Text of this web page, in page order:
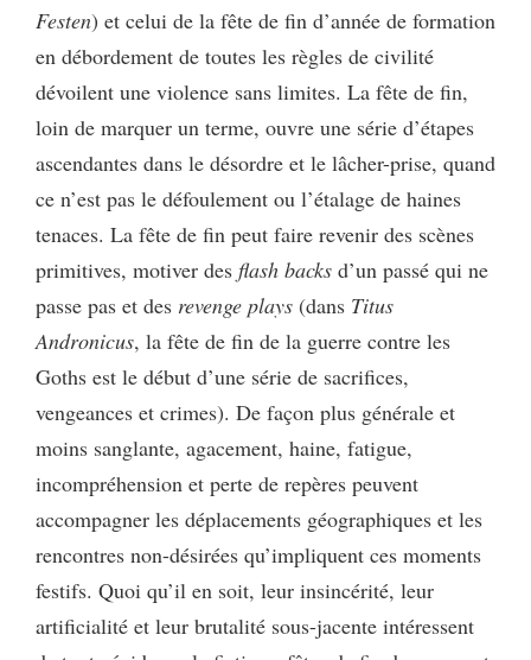
Festen) et celui de la fête de fin d’année de formation
en débordement de toutes les règles de civilité
dévoilent une violence sans limites. La fête de fin,
loin de marquer un terme, ouvre une série d’étapes
ascendantes dans le désordre et le lâcher-prise, quand
ce n’est pas le défoulement ou l’étalage de haines
tenaces. La fête de fin peut faire revenir des scènes
primitives, motiver des flash backs d’un passé qui ne
passe pas et des revenge plays (dans Titus
Andronicus, la fête de fin de la guerre contre les
Goths est le début d’une série de sacrifices,
vengeances et crimes). De façon plus générale et
moins sanglante, agacement, haine, fatigue,
incompréhension et perte de repères peuvent
accompagner les déplacements géographiques et les
rencontres non-désirées qu’impliquent ces moments
festifs. Quoi qu’il en soit, leur insincérité, leur
artificialité et leur brutalité sous-jacente intéressent